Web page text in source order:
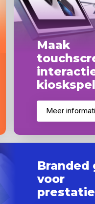
Maak
Meer
voor